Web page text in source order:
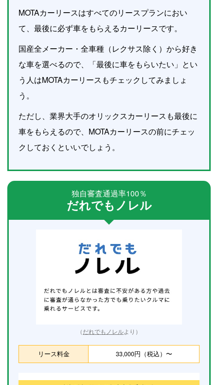
MOTAカーリースはすべてのリースプランにおい
て、最後に必ず車をもらえるカーリースです。
国産全メーカー・全車種（レクサス除く）から好き
な車を選べるので、「最後に車をもらいたい」とい
う人はMOTAカーリースもチェックしてみましょ
う。
ただし、業界大手のオリックスカーリースも最後に
車をもらえるので、MOTAカーリースの前にチェッ
クしておくといいでしょう。
独自審査通過率100％
だれでもノレル
（だれでもノレルより）
リース料金 33,000円（税込）〜